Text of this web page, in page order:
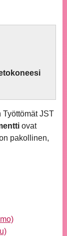
JST
ovat
pakollinen,